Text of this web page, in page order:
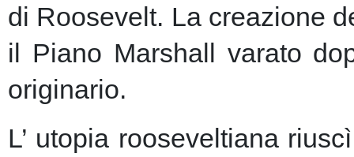
di Roosevelt. La creazione
il Piano Marshall varato
originario.
L’ utopia rooseveltiana